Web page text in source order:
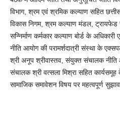
विभाग, श्रम एवं श्रमिक कल्याण सहित
विकास निगम, श्रम कल्याण मंडल, ट्रायफेड
सन्निर्माण कर्मकार कल्याण बोर्ड के
नीति आयोग की परामर्शदात्री संस्था के
श्री अनूप श्रीवास्तव, संयुक्त संचालक नीति
संचालक श्री वत्सला मिश्रा सहित
सामाजिक समावेशन विषय पर महत्वपूर्ण